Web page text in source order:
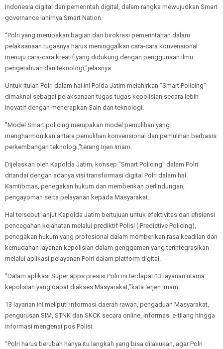
Indonesia digital dan pemerintah digital, dalam rangka mewujudkan Smart
governance lahirnya Smart Nation.
“Polri yang merupakan bagian dari birokrasi pemerintahan dalam
pelaksanaan tugasnya harus meninggalkan cara-cara konvensional
menuju cara-cara kreatif yang didukung dengan penggunaan ilmu
pengetahuan dan teknologi,"jelasnya.
Untuk itulah Polri dalam hal ini Polda Jatim melahirkan “Smart Policing”
dimaknai sebagai pelaksanaan tugas-tugas kepolisian secara lebih
inovatif dengan menerapkan Sain dan teknologi.
"Model Smart policing merupakan model pemulihan yang
mengharmonikan antara pemulihan konvensional dan pemulihan berbasis
perkembangan teknologi,"terang Irjen Imam.
Dijelaskan oleh Kapolda Jatim, konsep "Smart Policing" dalam Polri
ditandai dengan adanya visi transformasi digital Polri dalam hal
Kamtibmas, penegakan hukum dan memberikan perlindungan,
pengayoman serta pelayanan kepada Masyarakat.
Hal tersebut lanjut Kapolda Jatim bertujuan untuk efektivitas dan efisiensi
pencegahan kejahatan melalui prediktif Polisi ( Predictive Policing),
penegakan hukum yang profesional dalam memberikan rasa keadilan dan
kemudahan layanan kepolisian dalam genggaman yang terintegrasikan
melalui aplikasi pelayanan Polri dalam platform digital.
“Dalam aplikasi Super apps presisi Polri ini terdapat 13 layanan utama
kepolisian yang dapat diakses Masyarakat,”kata Ierjen Imam.
13 layanan ini meliputi informasi daerah rawan, pengaduan Masyarakat,
pengurusan SIM, STNK dan SKCK secara online, informasi e-tilang hingga
informasi mengenai pos Polisi.
“Polri harus berubah hanya itu langkah yang bisa dilakukan, agar Polri